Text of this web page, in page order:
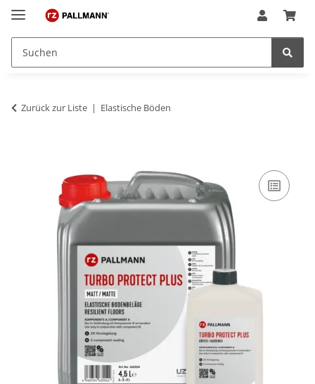
Zurück zur Liste Elastische Böden